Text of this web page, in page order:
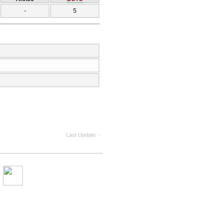
- 5
Last Update -